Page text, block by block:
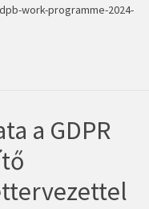
work-programme-2024-
a GDPR